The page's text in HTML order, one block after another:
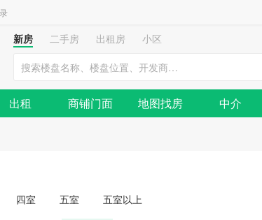
新房 二手房 出租房
小区
出租 商铺门面 地图找房 中介
四室 五室 五室以上